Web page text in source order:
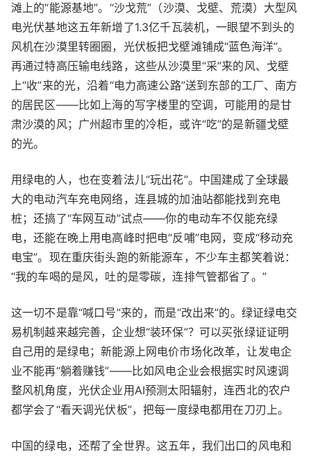
滩上的“能源基地”。“沙戈荒”（沙漠、戈壁、荒漠）大型风
电光伏基地这五年新增了1.3亿千瓦装机，一眼望不到头的
风机在沙漠里转圈圈，光伏板把戈壁滩铺成“蓝色海洋”。
再通过特高压输电线路，这些从沙漠里“采”来的风、戈壁
上“收”来的光，沿着“电力高速公路”送到东部的工厂、南方
的居民区——比如上海的写字楼里的空调，可能用的是甘
肃沙漠的风；广州超市里的冷柜，或许“吃”的是新疆戈壁
的光。
用绿电的人，也在变着法儿“玩出花”。中国建成了全球最
大的电动汽车充电网络，连县城的加油站都能找到充电
桩；还搞了“车网互动”试点——你的电动车不仅能充绿
电，还能在晚上用电高峰时把电“反哺”电网，变成“移动充
电宝”。现在重庆街头跑的新能源车，不少车主都笑着说：
“我的车喝的是风，吐的是零碳，连排气管都省了。”
这一切不是靠“喊口号”来的，而是“改出来”的。绿证绿电交
易机制越来越完善，企业想“装环保”？可以买张绿证证明
自己用的是绿电；新能源上网电价市场化改革，让发电企
业不能再“躺着赚钱”——比如风电企业会根据实时风速调
整风机角度，光伏企业用AI预测太阳辐射，连西北的农户
都学会了“看天调光伏板”，把每一度绿电都用在刀刃上。
中国的绿电，还帮了全世界。这五年，我们出口的风电和